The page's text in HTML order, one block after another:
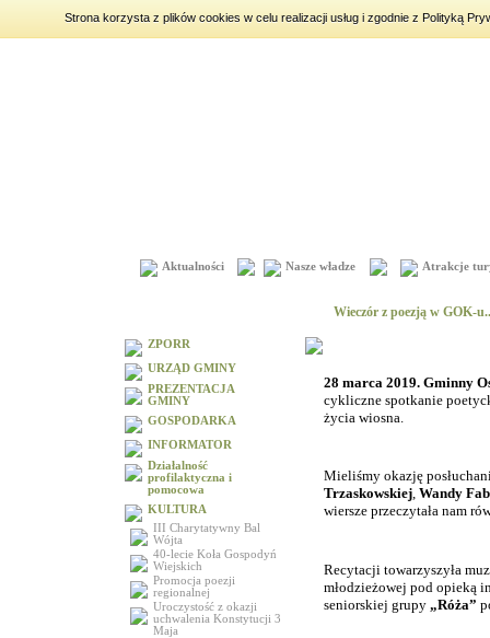
Strona korzysta z plików cookies w celu realizacji usług i zgodnie z Polityką
sobota8 sierpnia 2026 |imieniny:Iza, Cyprian, Dominik
Aktualności Nasze władze Atrakcje
ZPORR
URZĄD GMINY
PREZENTACJA
GMINY
GOSPODARKA
INFORMATOR
Działalność
profilaktyczna i
pomocowa
KULTURA
III Charytatywny Bal
Wójta
40-lecie Koła Gospodyń
Wiejskich
Promocja poezji
regionalnej
Uroczystość z okazji
uchwalenia Konstytucji 3
Maja
Wieczór z poezją w GOK-
28 marca 2019. Gminny
cykliczne spotkanie
życia wiosna.
Mieliśmy okazję
Trzaskowskiej, Wandy
wiersze przeczytała nam
Recytacji towarzyszyła
młodzieżowej pod opieką
seniorskiej grupy „Róża”